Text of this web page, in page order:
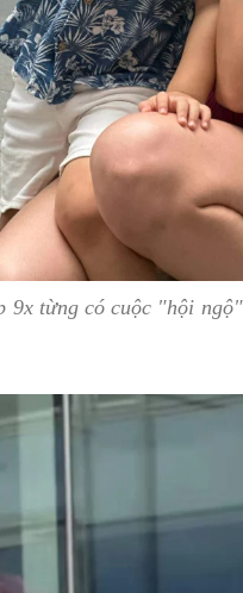
9x từng có cuộc "hội